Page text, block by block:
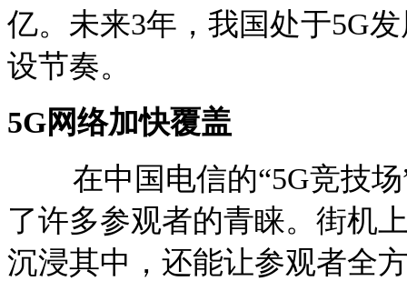
亿。未来3年，我国处于5G
设节奏。
5G网络加快覆盖
在中国电信的“5G竞技场
了许多参观者的青睐。街机
沉浸其中，还能让参观者全